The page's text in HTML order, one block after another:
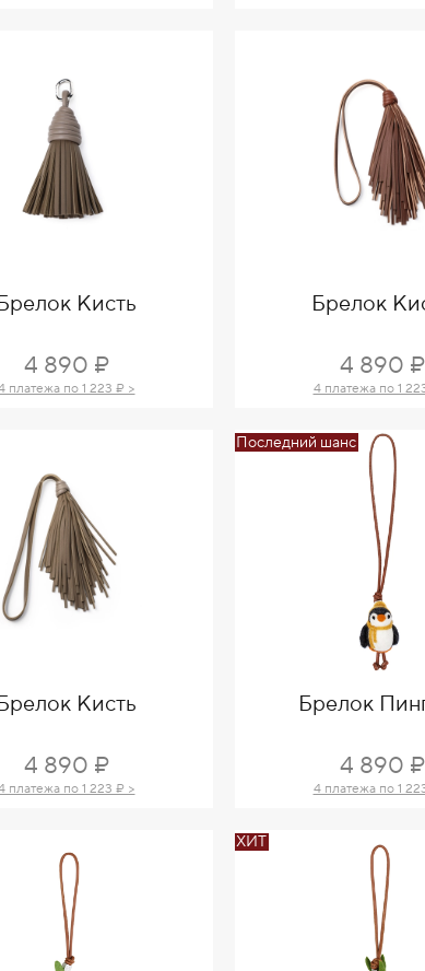
Кисть
4 890 ₽
платежа по 1 223 ₽ >
Брелок
4 890 ₽
4 платежа по 1
Кисть
4 890 ₽
платежа по 1 223 ₽ >
Последний шанс
Брелок
4 890 ₽
4 платежа по 1
ХИТ